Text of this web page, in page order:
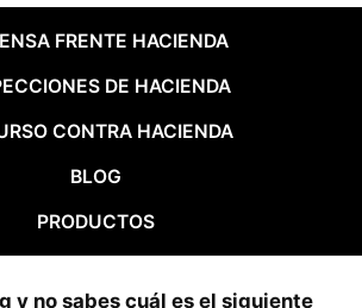
FRENTE HACIENDA
DE HACIENDA
CONTRA HACIENDA
BLOG
PRODUCTOS
y no sabes cuál es el siguiente